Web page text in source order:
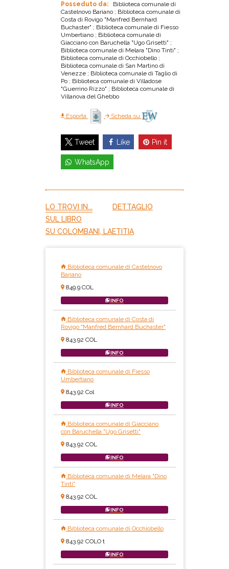
Posseduto da:
Biblioteca comunale di
Castelnovo Bariano ; Biblioteca comunale di
Costa di Rovigo "Manfred Bernhard
Buchaster" ; Biblioteca comunale di Fiesso
Umbertiano ; Biblioteca comunale di
Giacciano con Baruchella "Ugo Grisetti" ;
Biblioteca comunale di Melara "Dino Tinti" ;
Biblioteca comunale di Occhiobello ;
Biblioteca comunale di San Martino di
Venezze ; Biblioteca comunale di Taglio di
Po ; Biblioteca comunale di Villadose
"Guerrino Rizzo" ; Biblioteca comunale di
Villanova del Ghebbo
Esporta Scheda su
Tweet Like Pin it
WhatsApp
LO TROVI IN...
DETTAGLIO
SUL LIBRO
SU COLOMBANI, LAETITIA
Biblioteca comunale di Castelnovo
Bariano
849.9 COL
INFO
Biblioteca comunale di Costa di
Rovigo "Manfred Bernhard Buchaster"
843.92 COL
INFO
Biblioteca comunale di Fiesso
Umbertiano
843.92 Col
INFO
Biblioteca comunale di Giacciano
con Baruchella "Ugo Grisetti"
843.92 COL
INFO
Biblioteca comunale di Melara "Dino
Tinti"
843.92 COL
INFO
Biblioteca comunale di Occhiobello
843.92 COLO t
INFO